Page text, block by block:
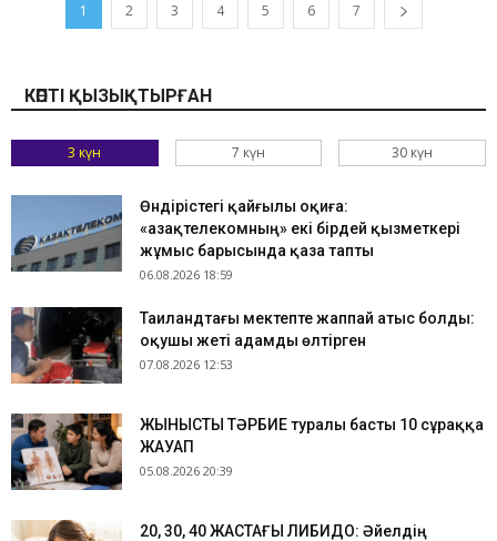
1 2 3 4 5 6 7
КӨПТІ ҚЫЗЫҚТЫРҒАН
3 күн 7 күн 30 күн
Өндірістегі қайғылы оқиға:
«Қазақтелекомның» екі бірдей қызметкері
жұмыс барысында қаза тапты
06.08.2026 18:59
Таиландтағы мектепте жаппай атыс болды:
оқушы жеті адамды өлтірген
07.08.2026 12:53
ЖЫНЫСТЫҚ ТӘРБИЕ туралы басты 10 сұраққа
ЖАУАП
05.08.2026 20:39
​20, 30, 40 ЖАСТАҒЫ ЛИБИДО: Әйелдің